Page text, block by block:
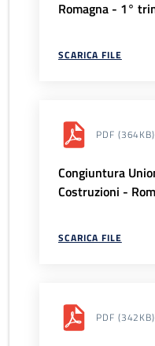
Romagna - 1°
SCARICA FILE
PDF (364KB)
Congiuntura
Costruzioni -
SCARICA FILE
PDF (342KB)